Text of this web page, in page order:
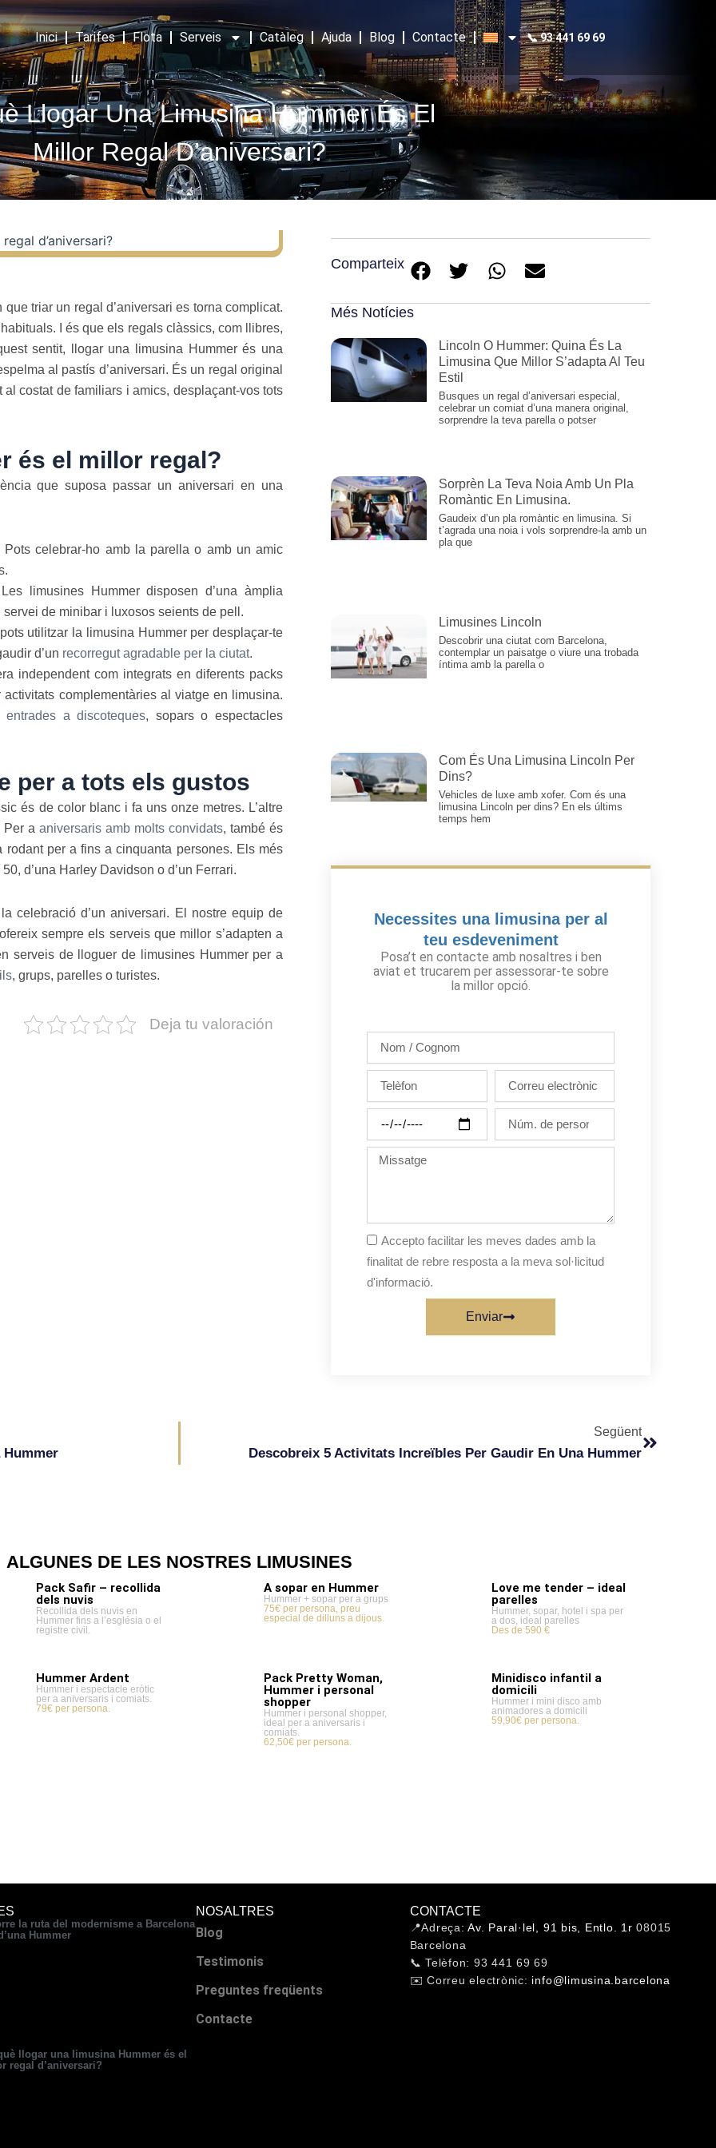
Inici Tarifes Flota Serveis Catàleg Ajuda Blog Contacte 📞 93 441 69 69
Llogar Una Limusina Hummer És El
Millor Regal D’aniversari?
triar un regal d’aniversari es torna complicat.
I és que els regals clàssics, com llibres,
sentit, llogar una limusina Hummer és una
al pastís d’aniversari. És un regal original
costat de familiars i amics, desplaçant-vos tots
és el millor regal?
que suposa passar un aniversari en una
celebrar-ho amb la parella o amb un amic
limusines Hummer disposen d’una àmplia
de minibar i luxosos seients de pell.
utilitzar la limusina Hummer per desplaçar-te
d’un recorregut agradable per la ciutat.
independent com integrats en diferents packs
activitats complementàries al viatge en limusina.
entrades a discoteques, sopars o espectacles
per a tots els gustos
és de color blanc i fa uns onze metres. L’altre
Per a aniversaris amb molts convidats, també és
per a fins a cinquanta persones. Els més
d’una Harley Davidson o d’un Ferrari.
celebració d’un aniversari. El nostre equip de
sempre els serveis que millor s’adapten a
serveis de lloguer de limusines Hummer per a
, grups, parelles o turistes.
Deja tu valoración
Comparteix
Més Notícies
Lincoln O Hummer: Quina És La
Limusina Que Millor S’adapta Al Teu
Estil
Busques un regal d’aniversari especial,
celebrar un comiat d’una manera original,
sorprendre la teva parella o potser
Sorprèn La Teva Noia Amb Un Pla
Romàntic En Limusina.
Gaudeix d’un pla romàntic en limusina. Si
t’agrada una noia i vols sorprendre-la amb un
pla que
Limusines Lincoln
Descobrir una ciutat com Barcelona,
contemplar un paisatge o viure una trobada
íntima amb la parella o
Com És Una Limusina Lincoln Per
Dins?
Vehicles de luxe amb xofer. Com és una
limusina Lincoln per dins? En els últims
temps hem
Necessites una limusina per al
teu esdeveniment
Posa’t en contacte amb nosaltres i ben
aviat et trucarem per assessorar-te sobre
la millor opció.
Cognom
electrònic
la
festa
persones
Missatge
Accepto facilitar les meves dades amb la
finalitat de rebre resposta a la meva sol·licitud
d'informació.
Enviar
Hummer
Següent
Descobreix 5 Activitats Increïbles Per Gaudir En Una Hummer
ALGUNES DE LES NOSTRES LIMUSINES
Pack Safir – recollida
dels nuvis
Recollida dels nuvis en
Hummer fins a l’església o el
registre civil.
A sopar en Hummer
Hummer + sopar per a grups
75€ per persona, preu
especial de dilluns a dijous.
Love me tender – ideal
parelles
Hummer, sopar, hotel i spa per
a dos, ideal parelles
Des de 590 €
Hummer Ardent
Hummer i espectacle eròtic
per a aniversaris i comiats.
79€ per persona.
Pack Pretty Woman,
Hummer i personal
shopper
Hummer i personal shopper,
ideal per a aniversaris i
comiats.
62,50€ per persona.
Minidisco infantil a
domicili
Hummer i mini disco amb
animadores a domicili
59,90€ per persona.
la ruta del modernisme a Barcelona
Hummer
llogar una limusina Hummer és el
regal d’aniversari?
NOSALTRES
Blog
Testimonis
Preguntes freqüents
Contacte
CONTACTE
📍Adreça:Av. Paral·lel, 91 bis, Entlo. 1r 08015
Barcelona
📞 Telèfon: 93 441 69 69
✉️ Correu electrònic: info@limusina.barcelona